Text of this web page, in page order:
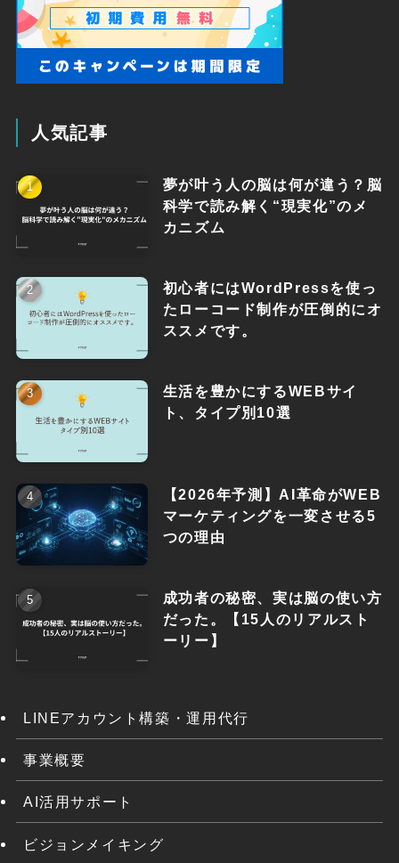
人気記事
夢が叶う人の脳は何が違う？脳
科学で読み解く“現実化”のメ
カニズム
初心者にはWordPressを使っ
たローコード制作が圧倒的にオ
ススメです。
生活を豊かにするWEBサイ
ト、タイプ別10選
【2026年予測】AI革命がWEB
マーケティングを一変させる5
つの理由
成功者の秘密、実は脳の使い方
だった。【15人のリアルスト
ーリー】
LINEアカウント構築・運用代行
事業概要
AI活用サポート
ビジョンメイキング